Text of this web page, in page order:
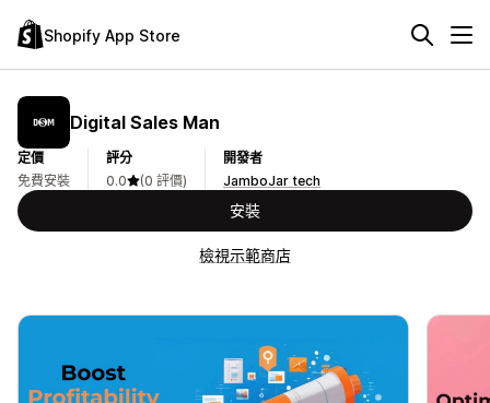
Shopify App Store
Digital Sales Man
定價
免費安裝
評分
0.0
(0 評價)
開發者
JamboJar tech
安裝
檢視示範商店